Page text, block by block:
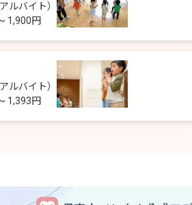
ルバイト）
1,900円
ルバイト）
1,393円